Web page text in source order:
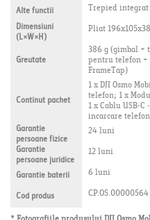
Alte functii Trepied integrat
Dimensiuni
(L×W×H) Pliat
Greutate
386 g (gimbal +
pentru telefon
FrameTap)
Continut pachet
1 x DJI Osmo
telefon; 1 x
1 x Cablu USB-
incarcare telefon
Garantie
persoane fizice 24 luni
Garantie
persoane juridice 12 luni
Garantie baterii 6 luni
Cod produs
CP.OS.00000564